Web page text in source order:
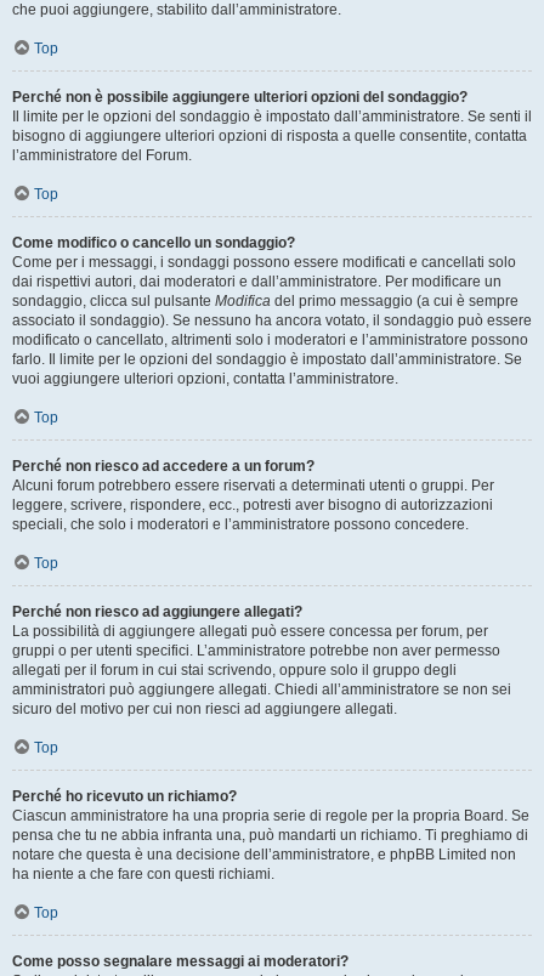
che puoi aggiungere, stabilito dall’amministratore.
Top
Perché non è possibile aggiungere ulteriori opzioni del sondaggio?
Il limite per le opzioni del sondaggio è impostato dall’amministratore. Se senti il
bisogno di aggiungere ulteriori opzioni di risposta a quelle consentite, contatta
l’amministratore del Forum.
Top
Come modifico o cancello un sondaggio?
Come per i messaggi, i sondaggi possono essere modificati e cancellati solo
dai rispettivi autori, dai moderatori e dall’amministratore. Per modificare un
sondaggio, clicca sul pulsante Modifica del primo messaggio (a cui è sempre
associato il sondaggio). Se nessuno ha ancora votato, il sondaggio può essere
modificato o cancellato, altrimenti solo i moderatori e l’amministratore possono
farlo. Il limite per le opzioni del sondaggio è impostato dall’amministratore. Se
vuoi aggiungere ulteriori opzioni, contatta l’amministratore.
Top
Perché non riesco ad accedere a un forum?
Alcuni forum potrebbero essere riservati a determinati utenti o gruppi. Per
leggere, scrivere, rispondere, ecc., potresti aver bisogno di autorizzazioni
speciali, che solo i moderatori e l’amministratore possono concedere.
Top
Perché non riesco ad aggiungere allegati?
La possibilità di aggiungere allegati può essere concessa per forum, per
gruppi o per utenti specifici. L’amministratore potrebbe non aver permesso
allegati per il forum in cui stai scrivendo, oppure solo il gruppo degli
amministratori può aggiungere allegati. Chiedi all’amministratore se non sei
sicuro del motivo per cui non riesci ad aggiungere allegati.
Top
Perché ho ricevuto un richiamo?
Ciascun amministratore ha una propria serie di regole per la propria Board. Se
pensa che tu ne abbia infranta una, può mandarti un richiamo. Ti preghiamo di
notare che questa è una decisione dell’amministratore, e phpBB Limited non
ha niente a che fare con questi richiami.
Top
Come posso segnalare messaggi ai moderatori?